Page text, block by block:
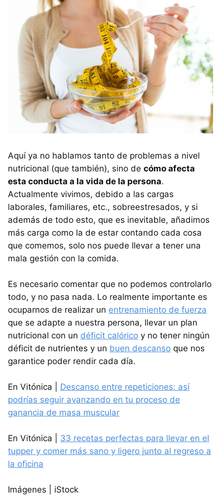
Aquí ya no hablamos tanto de problemas a nivel
nutricional (que también), sino de cómo afecta
esta conducta a la vida de la persona.
Actualmente vivimos, debido a las cargas
laborales, familiares, etc., sobreestresados, y si
además de todo esto, que es inevitable, añadimos
más carga como la de estar contando cada cosa
que comemos, solo nos puede llevar a tener una
mala gestión con la comida.
Es necesario comentar que no podemos controlarlo
todo, y no pasa nada. Lo realmente importante es
ocuparnos de realizar un entrenamiento de fuerza
que se adapte a nuestra persona, llevar un plan
nutricional con un déficit calórico y no tener ningún
déficit de nutrientes y un buen descanso que nos
garantice poder rendir cada día.
En Vitónica | Descanso entre repeticiones: así
podrías seguir avanzando en tu proceso de
ganancia de masa muscular
En Vitónica | 33 recetas perfectas para llevar en el
tupper y comer más sano y ligero junto al regreso a
la oficina
Imágenes | iStock